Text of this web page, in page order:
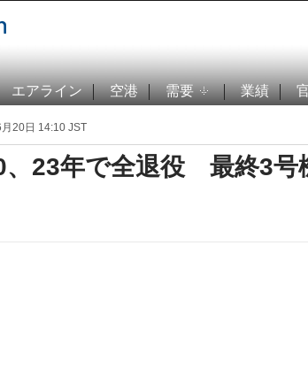
エアライン 空港 需要 業績
20日 14:10 JST
、23年で全退役 最終3号